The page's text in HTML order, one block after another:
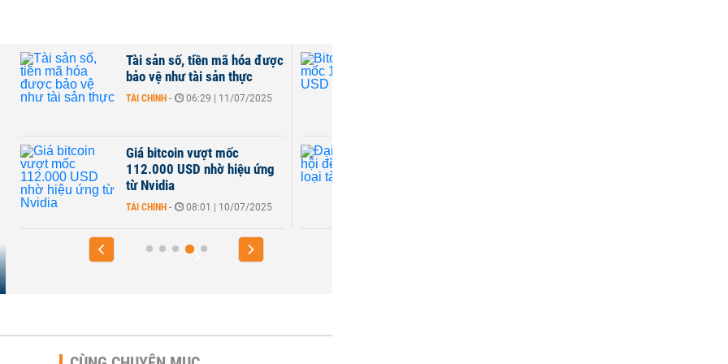
Tài sản số, tiền mã hóa được
bảo vệ như tài sản thực
TÀI CHÍNH - 06:29 | 11/07/2025
Giá bitcoin vượt mốc
112.000 USD nhờ hiệu ứng
từ Nvidia
TÀI CHÍNH - 08:01 | 10/07/2025